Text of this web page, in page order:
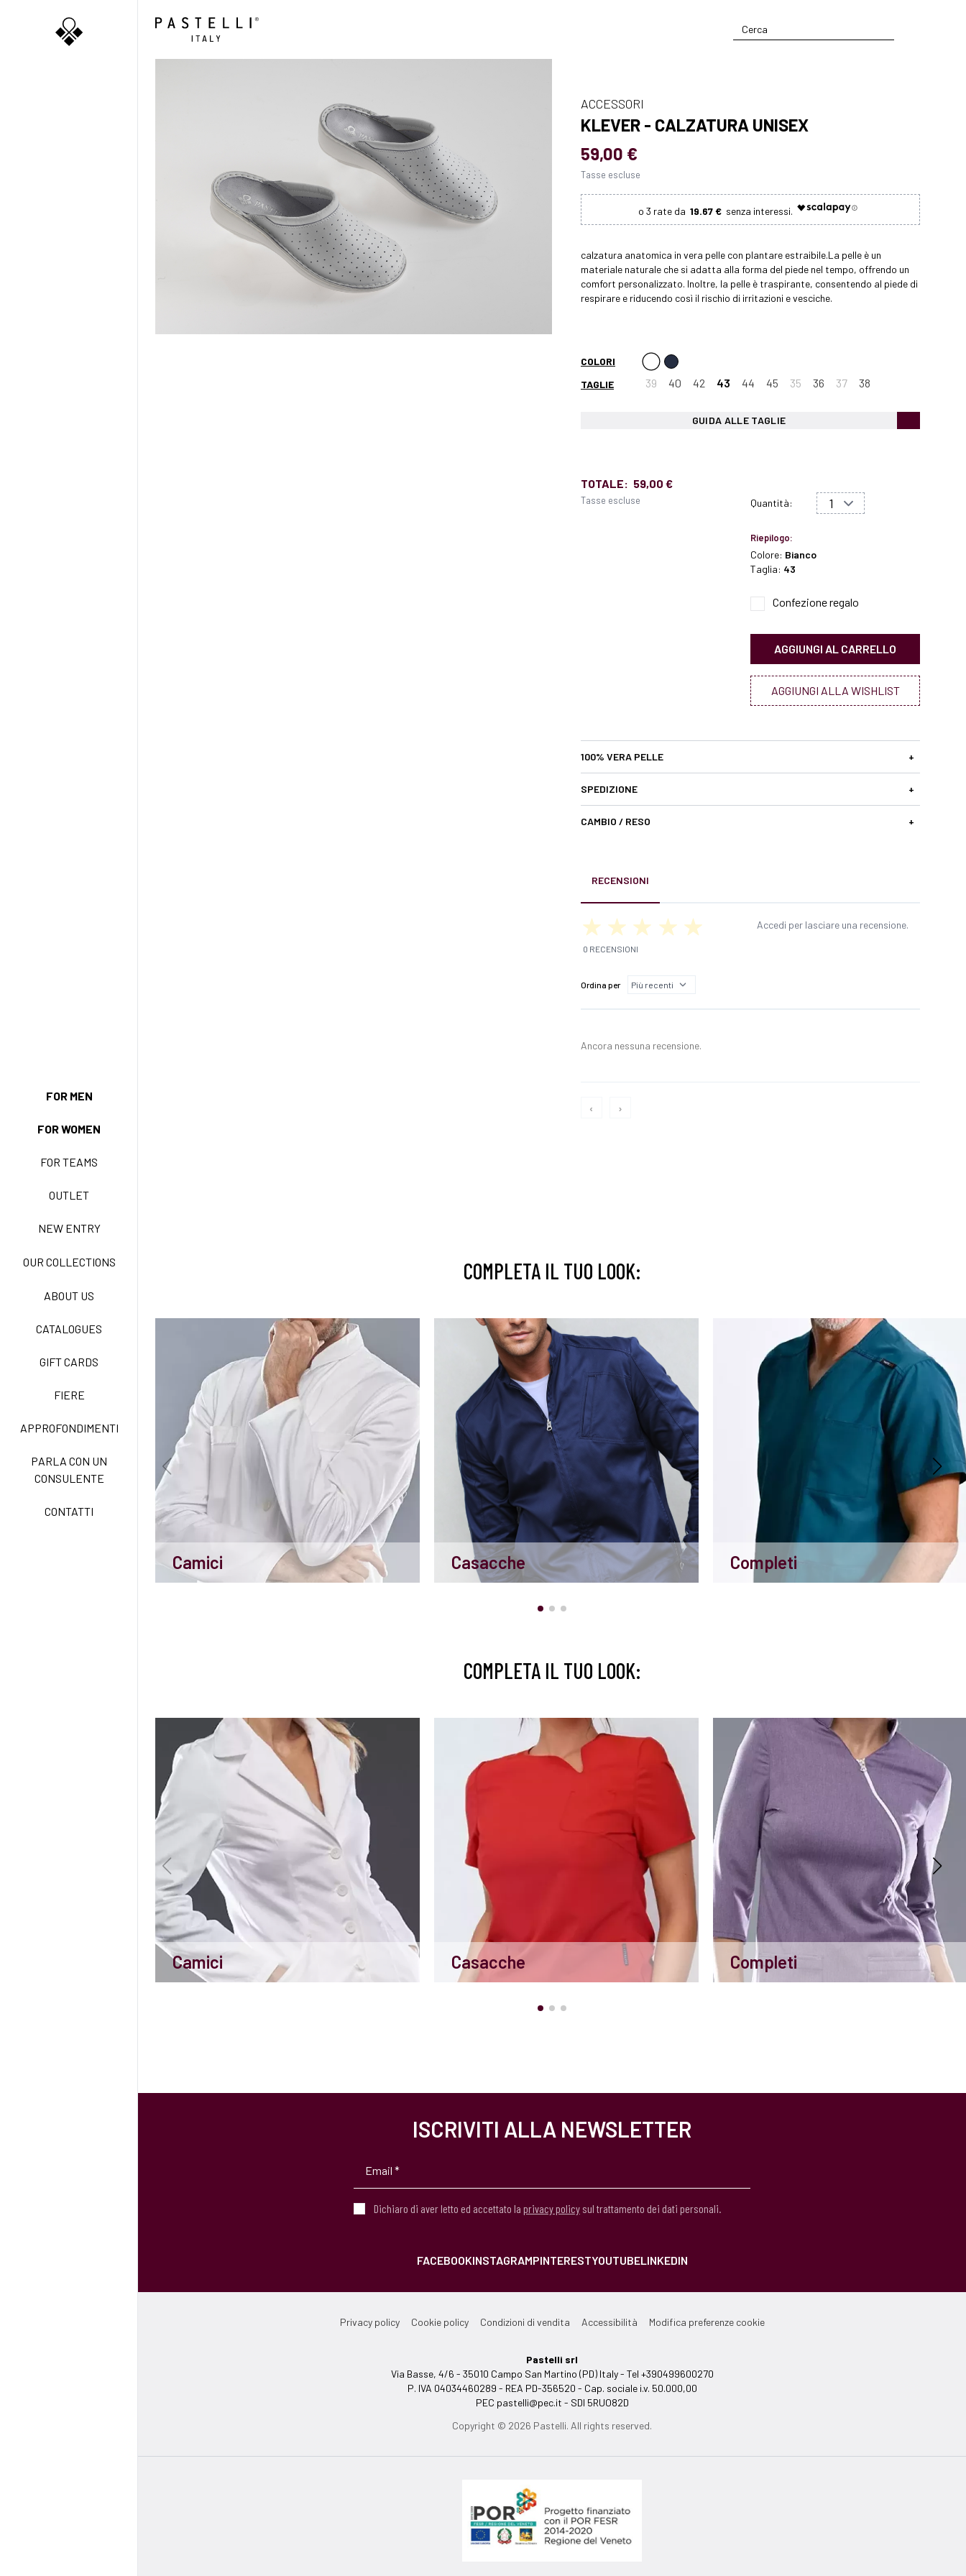
FOR MEN
FOR WOMEN
FOR TEAMS
OUTLET
NEW ENTRY
OUR COLLECTIONS
ABOUT US
CATALOGUES
GIFT CARDS
FIERE
APPROFONDIMENTI
PARLA CON UN
CONSULENTE
CONTATTI
NEW LIFE NO STIRO
TECNOSTRETCH EASY
ACCESSORI
KLEVER - CALZATURA UNISEX
59,00 €
Tasse escluse
19.67 €
calzatura anatomica in vera pelle con plantare estraibile.La pelle è un
materiale naturale che si adatta alla forma del piede nel tempo, offrendo un
comfort personalizzato. Inoltre, la pelle è traspirante, consentendo al piede di
respirare e riducendo così il rischio di irritazioni e vesciche.
COLORI
TAGLIE
39 40 42 43 44 45 35 36 37 38
GUIDA ALLE TAGLIE
TOTALE: 59,00 €
Tasse escluse Quantità:
Riepilogo:
Colore: Bianco
Taglia: 43
Confezione regalo
AGGIUNGI AL CARRELLO
AGGIUNGI ALLA WISHLIST
100% VERA PELLE +
SPEDIZIONE +
CAMBIO / RESO +
RECENSIONI
0 RECENSIONI
Accedi per lasciare una recensione.
Ordina per
Ancora nessuna recensione.
‹ ›
COMPLETA IL TUO LOOK:
Camici Casacche Completi
COMPLETA IL TUO LOOK:
Camici Casacche Completi
ISCRIVITI ALLA NEWSLETTER
Dichiaro di aver letto ed accettato la privacy policy sul trattamento dei dati personali.
FACEBOOKINSTAGRAMPINTERESTYOUTUBELINKEDIN
Privacy policy Cookie policy Condizioni di vendita Accessibilità Modifica preferenze cookie
Pastelli srl
Via Basse, 4/6 - 35010 Campo San Martino (PD) Italy - Tel +390499600270
P. IVA 04034460289 - REA PD-356520 - Cap. sociale i.v. 50.000,00
PEC pastelli@pec.it - SDI 5RUO82D
Copyright © 2026 Pastelli. All rights reserved.